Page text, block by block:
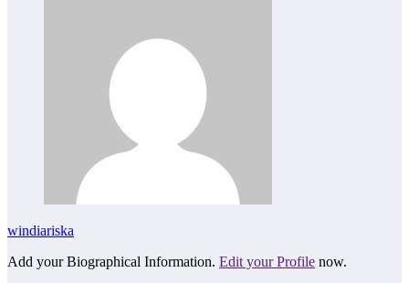
windiariska
Add your Biographical Information. Edit your Profile now.